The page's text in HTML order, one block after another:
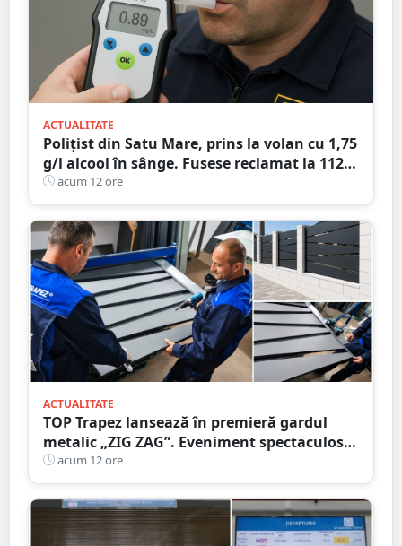
ACTUALITATE
Polițist din Satu Mare, prins la volan cu 1,75
g/l alcool în sânge. Fusese reclamat la 112
că circula pe contrasens
acum 12 ore
ACTUALITATE
TOP Trapez lansează în premieră gardul
metalic „ZIG ZAG”. Eveniment spectaculos
în Grădina Romei
acum 12 ore